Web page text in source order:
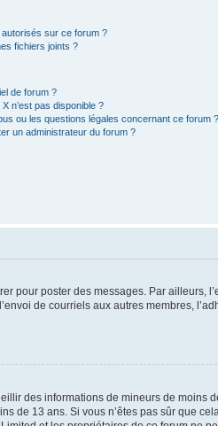
sur ce forum ?
fichiers joints ?
de forum ?
n’est pas disponible ?
ou les questions légales concernant ce forum ?
un administrateur du forum ?
pour poster des messages. Par ailleurs,
de courriels aux autres membres,
des informations de mineurs de moins
de 13 ans. Si vous n’êtes pas sûr que